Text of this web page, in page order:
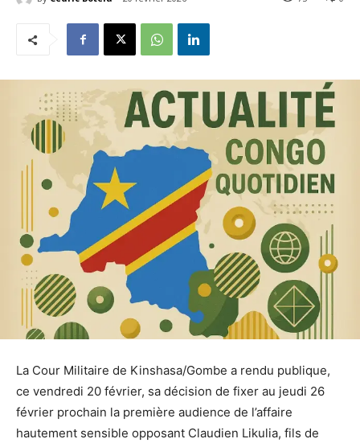
La Cour Militaire de Kinshasa/Gombe a rendu publique,
ce vendredi 20 février, sa décision de fixer au jeudi 26
février prochain la première audience de l’affaire
hautement sensible opposant Claudien Likulia, fils de